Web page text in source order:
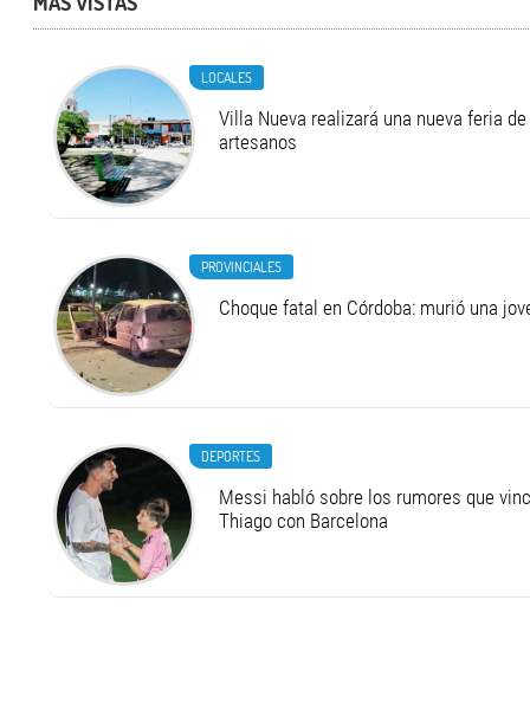
LOCALES
Villa Nueva realizará una nueva feria
artesanos
PROVINCIALES
Choque fatal en Córdoba: murió una
DEPORTES
Messi habló sobre los rumores que
Thiago con Barcelona